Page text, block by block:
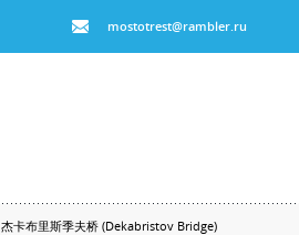
mostotrest@rambler.ru
杰卡布里斯季夫桥 (Dekabristov Bridge)